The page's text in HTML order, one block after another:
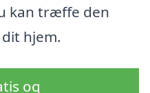
kan træffe den
hjem.
og